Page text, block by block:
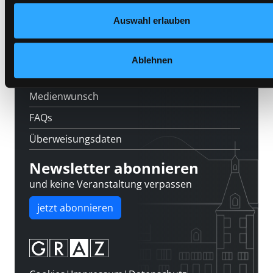
Auswahl erlauben
Ablehnen
Jobs
Medienwunsch
FAQs
Überweisungsdaten
Newsletter abonnieren
und keine Veranstaltung verpassen
jetzt abonnieren